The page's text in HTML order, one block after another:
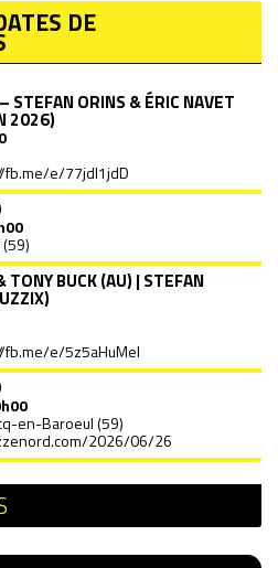
DE
ORINS & ÉRIC NAVET
2026)
fb.me/e/77jdl1jdD
BUCK (AU) | STEFAN
fb.me/e/5z5aHuMeI
en-Baroeul (59)
2026/06/26